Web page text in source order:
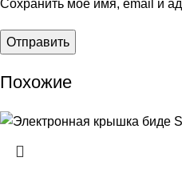
Сохранить моё имя, email и
Похожие